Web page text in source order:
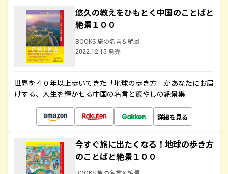
悠久の教えをひもとく中国のことばと
絶景１００
BOOKS 旅の名言＆絶景
2022.12.15 発売
世界を４０年以上歩いてきた「地球の歩き方」があなたにお届
けする、人生を輝かせる中国の名言と癒やしの絶景集
詳細を見る
今すぐ旅に出たくなる！地球の歩き方
のことばと絶景１００